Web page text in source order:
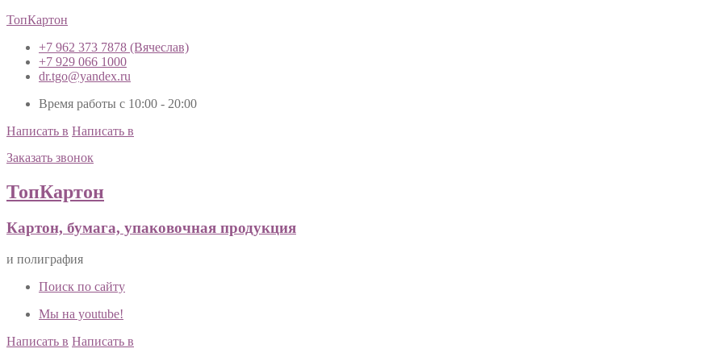
ТопКартон
+7 962 373 7878 (Вячеслав)
+7 929 066 1000
dr.tgo@yandex.ru
Время работы с 10:00 - 20:00
Написать в Написать в
Заказать звонок
ТопКартон
Картон, бумага, упаковочная продукция
и полиграфия
Поиск по сайту
Мы на youtube!
Написать в Написать в